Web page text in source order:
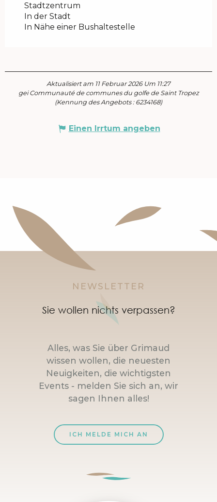
Stadtzentrum
In der Stadt
In Nähe einer Bushaltestelle
Aktualisiert am 11 Februar 2026 Um 11:27
gei Communauté de communes du golfe de Saint Tropez
(Kennung des Angebots : 6234168)
Einen Irrtum angeben
NEWSLETTER
Sie wollen nichts verpassen?
Alles, was Sie über Grimaud
wissen wollen, die neuesten
Neuigkeiten, die wichtigsten
Events - melden Sie sich an, wir
sagen Ihnen alles!
ICH MELDE MICH AN